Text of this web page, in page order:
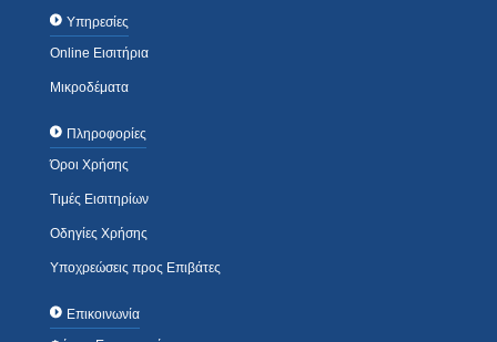
Υπηρεσίες
Online Εισιτήρια
Μικροδέματα
Πληροφορίες
Όροι Χρήσης
Τιμές Εισιτηρίων
Οδηγίες Χρήσης
Υποχρεώσεις προς Επιβάτες
Επικοινωνία